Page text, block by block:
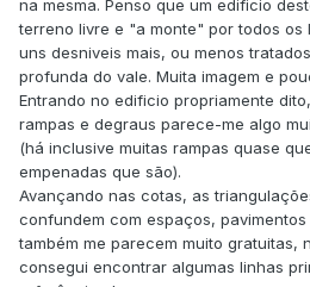
na mesma. Penso que um edificio
terreno livre e "a monte" por todos os
uns desniveis mais, ou menos
profunda do vale. Muita imagem e
Entrando no edificio propriamente
rampas e degraus parece-me algo
(há inclusive muitas rampas quase
empenadas que são).
Avançando nas cotas, as
confundem com espaços,
também me parecem muito gratuitas,
consegui encontrar algumas linhas